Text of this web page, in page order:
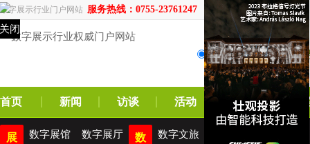
数字展示行业门户网站 服务热线：0755-23761247
资讯 企业 产
首页 新闻 访谈 活动 新品 方
展
数字展馆
数字展厅
数
数字文旅
关闭